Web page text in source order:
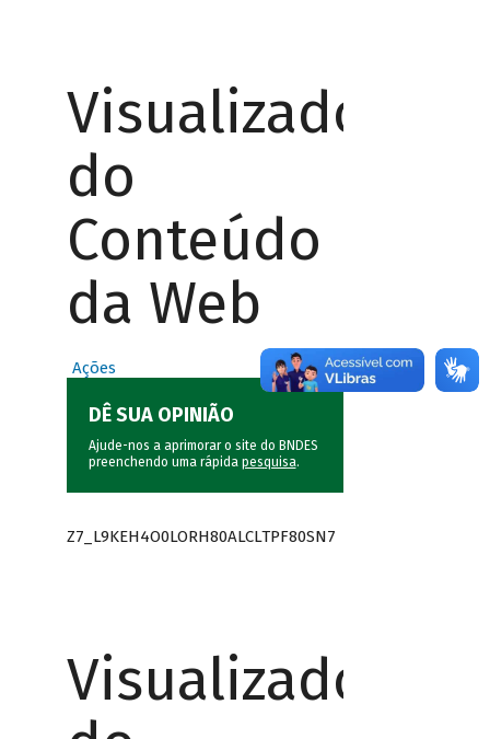
Visualizador
do
Conteúdo
da Web
Ações
DÊ SUA OPINIÃO
Ajude-nos a aprimorar o site do BNDES
preenchendo uma rápida pesquisa.
Z7_L9KEH4O0LORH80ALCLTPF80SN7
Visualizador